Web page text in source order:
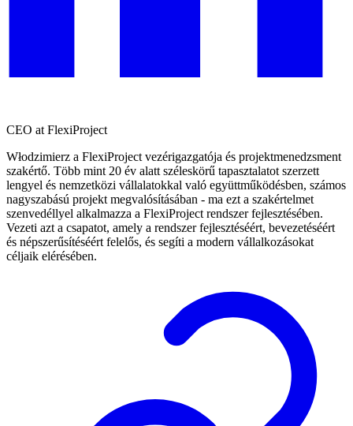
CEO at FlexiProject
Włodzimierz a FlexiProject vezérigazgatója és projektmenedzsment
szakértő. Több mint 20 év alatt széleskörű tapasztalatot szerzett
lengyel és nemzetközi vállalatokkal való együttműködésben, számos
nagyszabású projekt megvalósításában - ma ezt a szakértelmet
szenvedéllyel alkalmazza a FlexiProject rendszer fejlesztésében.
Vezeti azt a csapatot, amely a rendszer fejlesztéséért, bevezetéséért
és népszerűsítéséért felelős, és segíti a modern vállalkozásokat
céljaik elérésében.